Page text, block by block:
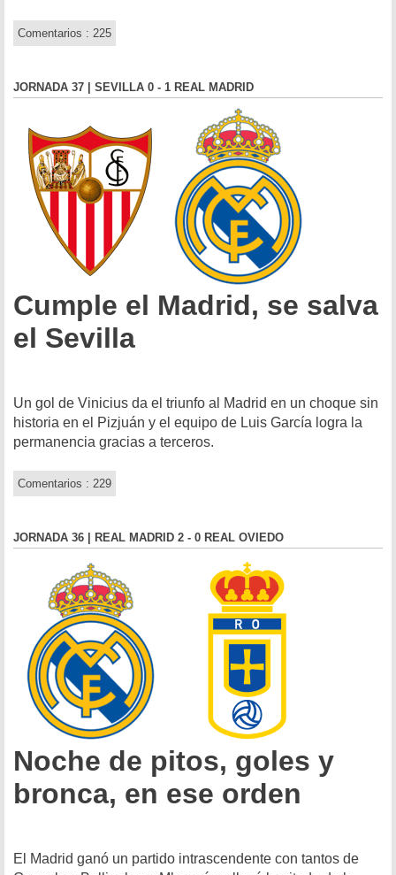
Comentarios : 225
JORNADA 37 | SEVILLA 0 - 1 REAL MADRID
Cumple el Madrid, se salva
el Sevilla
Un gol de Vinicius da el triunfo al Madrid en un choque sin
historia en el Pizjuán y el equipo de Luis García logra la
permanencia gracias a terceros.
Comentarios : 229
JORNADA 36 | REAL MADRID 2 - 0 REAL OVIEDO
Noche de pitos, goles y
bronca, en ese orden
El Madrid ganó un partido intrascendente con tantos de